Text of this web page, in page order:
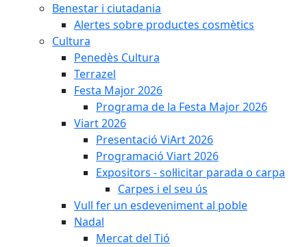
Benestar i ciutadania
Alertes sobre productes cosmètics
Cultura
Penedès Cultura
Terrazel
Festa Major 2026
Programa de la Festa Major 2026
Viart 2026
Presentació ViArt 2026
Programació Viart 2026
Expositors - sol·licitar parada o carpa
Carpes i el seu ús
Vull fer un esdeveniment al poble
Nadal
Mercat del Tió